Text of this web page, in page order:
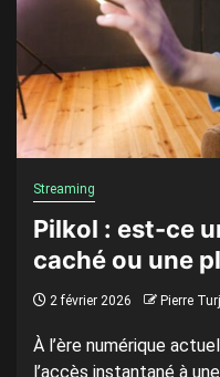
Streaming
Pilkol : est-ce
caché ou une
2 février 2026 Pierre
À l’ère numérique
l’accès instantané à